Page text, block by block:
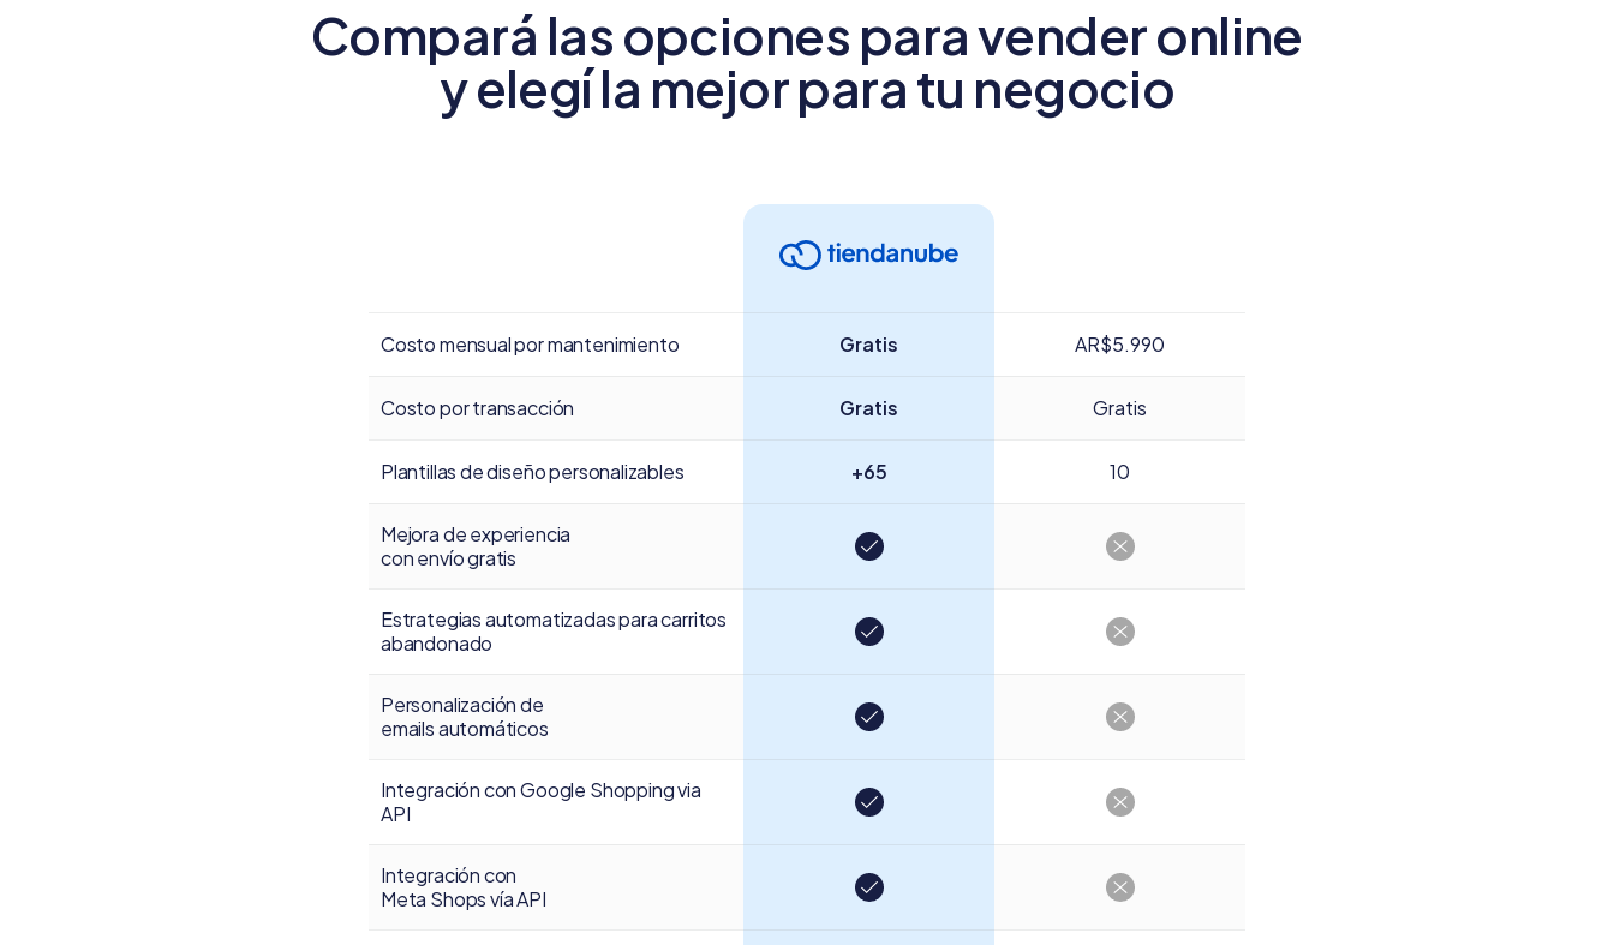
Compará las opciones para vender online
y elegí la mejor para tu negocio
Costo mensual por mantenimiento Gratis AR$5.990
Costo por transacción Gratis Gratis
Plantillas de diseño personalizables +65 10
Mejora de experiencia
con envío gratis
Estrategias automatizadas para carritos
abandonado
Personalización de
emails automáticos
Integración con Google Shopping via
API
Integración con
Meta Shops vía API